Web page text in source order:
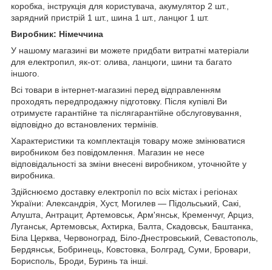
коробка, інструкція для користувача, акумулятор 2 шт.,
зарядний пристрій 1 шт., шина 1 шт., ланцюг 1 шт.
Виробник: Німеччина
У нашому магазині ви можете придбати витратні матеріали
для електропил, як-от: олива, ланцюги, шини та багато
іншого.
Всі товари в інтернет-магазині перед відправленням
проходять передпродажну підготовку. Після купівлі Ви
отримуєте гарантійне та післягарантійне обслуговування,
відповідно до встановлених термінів.
Характеристики та комплектація товару може змінюватися
виробником без повідомлення. Магазин не несе
відповідальності за зміни внесені виробником, уточнюйте у
виробника.
Здійснюємо доставку електропіл по всіх містах і регіонах
України: Александрія, Хуст, Могилев — Підольський, Сакі,
Алушта, Антрацит, Артемовськ, Арм'янськ, Кременчуг, Арциз,
Луганськ, Артемовськ, Ахтирка, Балта, Скадовськ, Баштанка,
Біла Церква, Червоноград, Біло-Днестровський, Севастополь,
Бердянськ, Бобринець, Ковстовка, Болград, Суми, Бровари,
Борисполь, Броди, Буринь та інші.